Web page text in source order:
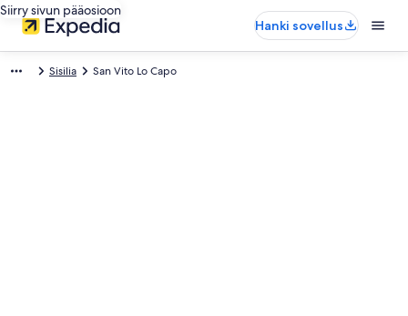
Siirry sivun pääosioon
Hanki sovellus
Sisilia San Vito Lo Capo